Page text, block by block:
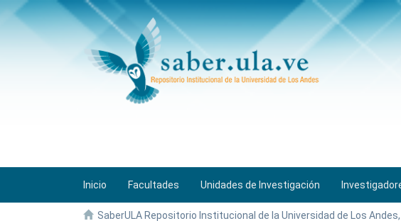
Inicio Facultades Unidades de Investigación
SaberULA Repositorio Institucional de la Universidad de Los